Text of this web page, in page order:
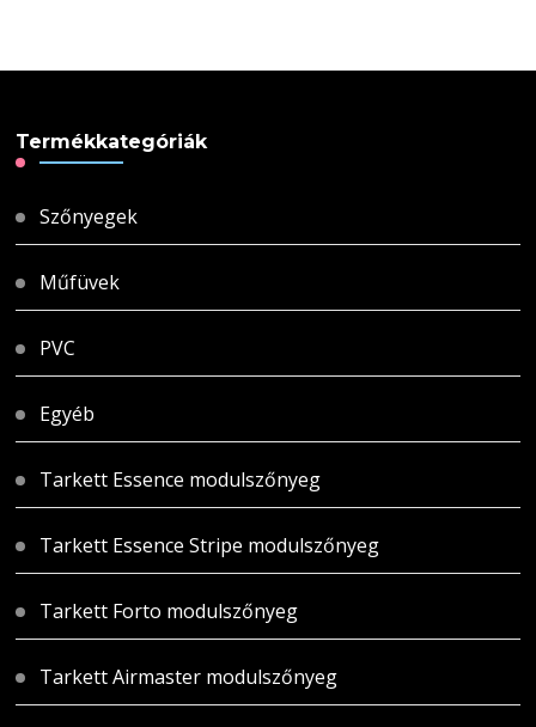
Termékkategóriák
Szőnyegek
Műfüvek
PVC
Egyéb
Tarkett Essence modulszőnyeg
Tarkett Essence Stripe modulszőnyeg
Tarkett Forto modulszőnyeg
Tarkett Airmaster modulszőnyeg